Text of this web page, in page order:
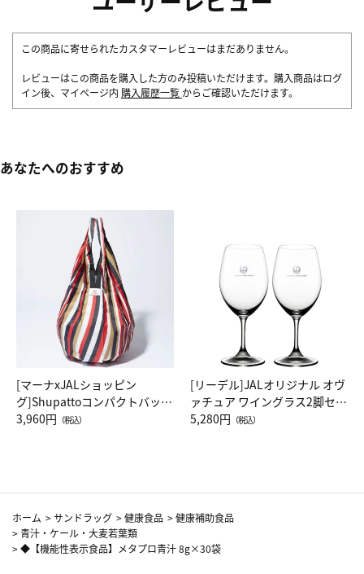
この商品に寄せられたカスタマーレビューはまだありません。
レビューはこの商品を購入した方のみ投稿いただけます。購入商品はログ
イン後、マイページ内 購入履歴一覧 からご確認いただけます。
あなたへのおすすめ
[マーナxJALショッピン
グ]Shupattoコンパクトバッグ
Drop JAL客室乗務員（LC）ス
3,960円 （税込）
[リーデル]JALオリジナル オヴ
ァチュア ワイングラス2脚セッ
ト（レッドワイン）
5,280円 （税込）
ホーム >サンドラッグ >健康食品 >健康補助食品
>青汁・ケール・大麦若葉類
>◆【機能性表示食品】メタプロ青汁 8g×30袋